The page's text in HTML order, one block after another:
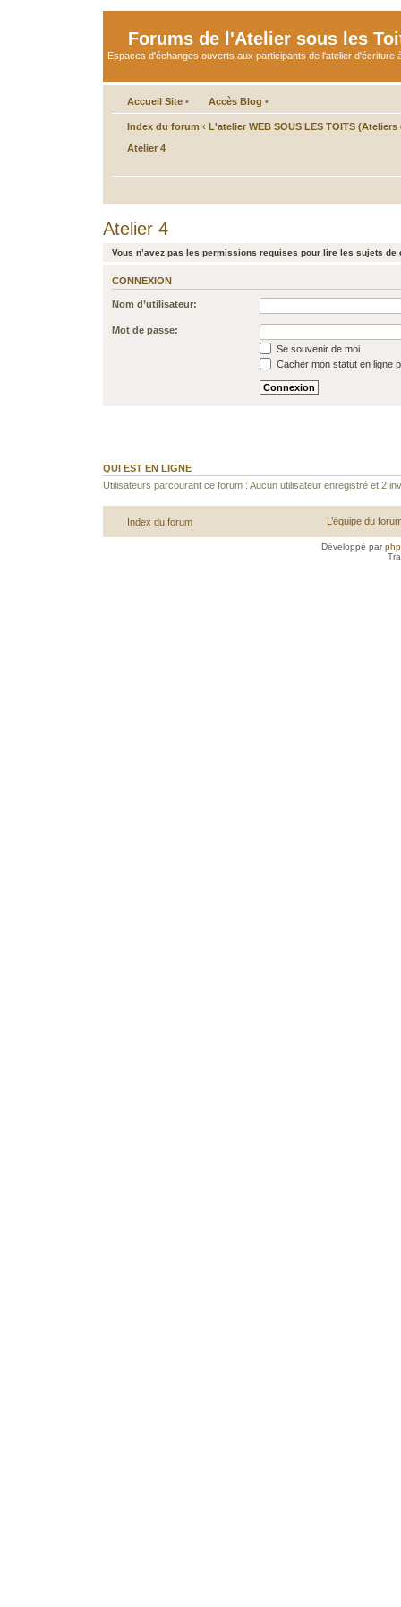
Forums de l'Atelier sous les
Espaces d'échanges ouverts aux participants de l'atelier d'écriture
Accueil Site • Accès Blog •
Index du forum ‹ L'atelier WEB SOUS LES TOITS
Atelier 4
Atelier 4
Vous n’avez pas les permissions requises pour lire les sujets de
CONNEXION
Nom d’utilisateur:
Mot de passe:
Se souvenir de moi
Cacher mon statut en ligne
QUI EST EN LIGNE
Utilisateurs parcourant ce forum : Aucun utilisateur enregistré et 2
Index du forum L’équipe du
Développé par